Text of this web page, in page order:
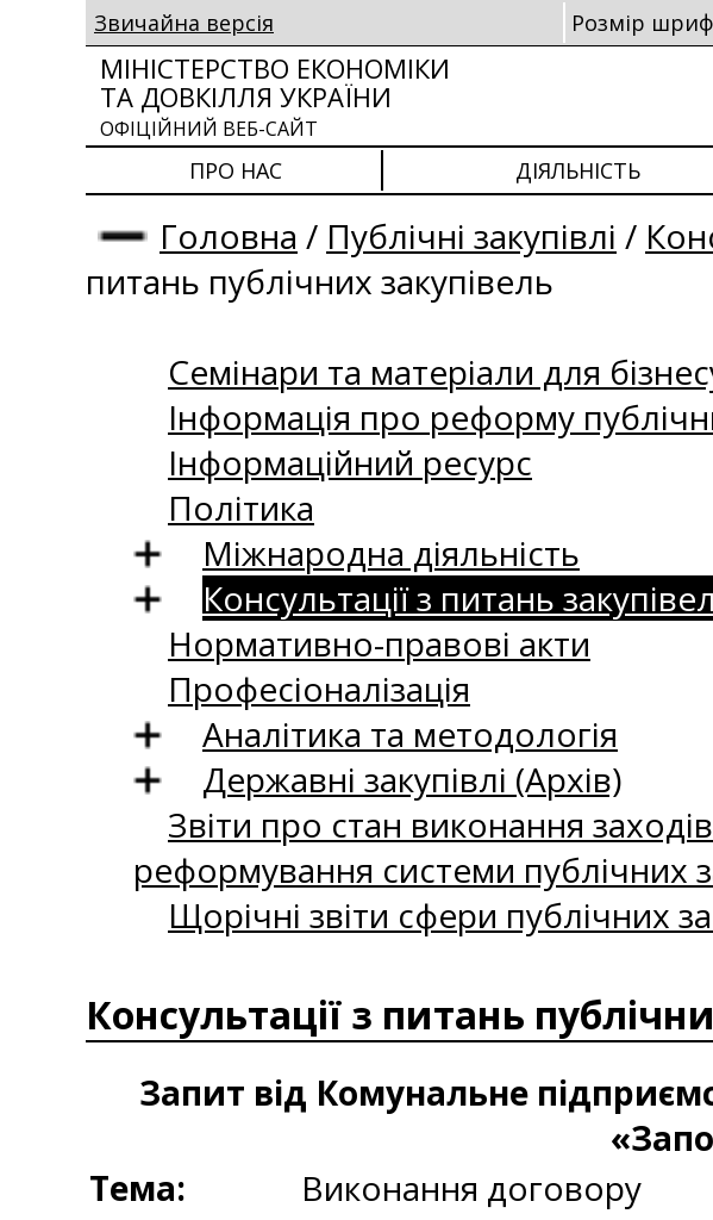
Звичайна версія Розмір
МІНІСТЕРСТВО ЕКОНОМІКИ
ТА ДОВКІЛЛЯ УКРАЇНИ
ОФІЦІЙНИЙ ВЕБ-САЙТ
ПРО НАС ДІЯЛЬНІСТЬ
Головна / Публічні закупівлі /
питань публічних закупівель
Семінари та матеріали для
Інформація про реформу
Інформаційний ресурс
Політика
Міжнародна діяльність
Консультації з питань
Нормативно-правові акти
Професіоналізація
Аналітика та методологія
Державні закупівлі (Архів)
Звіти про стан виконання
реформування системи публічних
Щорічні звіти сфери публічних
Консультації з питань
Запит від Комунальне
Тема:
Виконання договору